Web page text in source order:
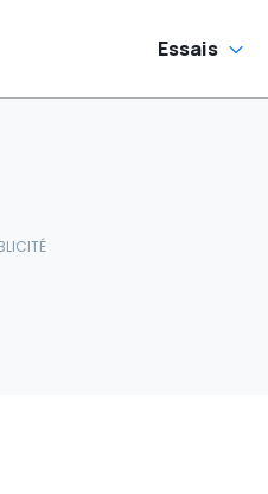
Essais